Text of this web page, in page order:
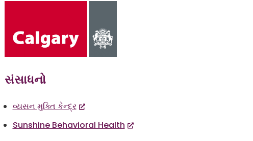
સંસાધનો
વ્યસન મુક્તિ કેન્દ્ર
Sunshine Behavioral Health